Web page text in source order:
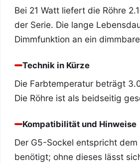
Bei 21 Watt liefert die Röhre
der Serie. Die lange
Dimmfunktion an ein
Technik in Kürze
Die Farbtemperatur beträgt
Die Röhre ist als beidseitig
Kompatibilität und Hinweise
Der G5-Sockel entspricht
benötigt; ohne dieses lässt